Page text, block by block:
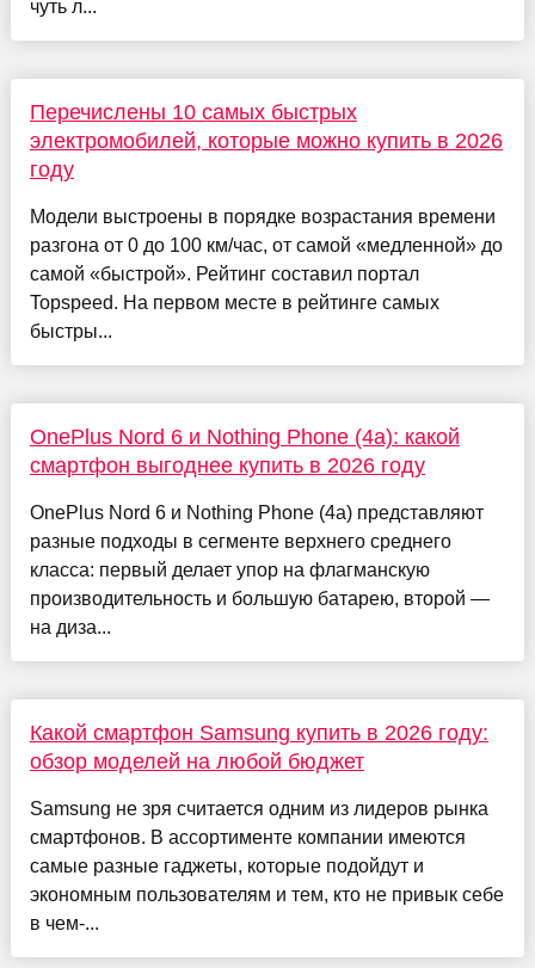
чуть л...
Перечислены 10 самых быстрых
электромобилей, которые можно купить в 2026
году
Модели выстроены в порядке возрастания времени
разгона от 0 до 100 км/час, от самой «медленной» до
самой «быстрой». Рейтинг составил портал
Topspeed. На первом месте в рейтинге самых
быстры...
OnePlus Nord 6 и Nothing Phone (4a): какой
смартфон выгоднее купить в 2026 году
OnePlus Nord 6 и Nothing Phone (4a) представляют
разные подходы в сегменте верхнего среднего
класса: первый делает упор на флагманскую
производительность и большую батарею, второй —
на диза...
Какой смартфон Samsung купить в 2026 году:
обзор моделей на любой бюджет
Samsung не зря считается одним из лидеров рынка
смартфонов. В ассортименте компании имеются
самые разные гаджеты, которые подойдут и
экономным пользователям и тем, кто не привык себе
в чем-...